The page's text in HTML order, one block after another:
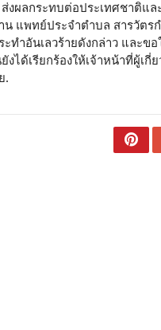
งผลกระทบต่อประเทศชาติแ
แพทย์ประจำตำบล สารวัตร
ทำอันเลวร้ายดังกล่าว และข
ได้เรียกร้องให้เจ้าหน้าที่ผู้เกี่
.